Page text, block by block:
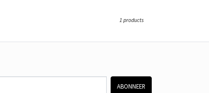
1 products
ABONNEER